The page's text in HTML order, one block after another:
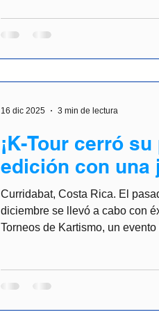
FideSports Tournament, una
¡K-Tour cerró
edición con una
intensa de
Simracing.
Curridabat, Costa Rica. El
diciembre se llevó a cabo con
Torneos de Kartismo, un
16 dic 2025 3 min de lectura